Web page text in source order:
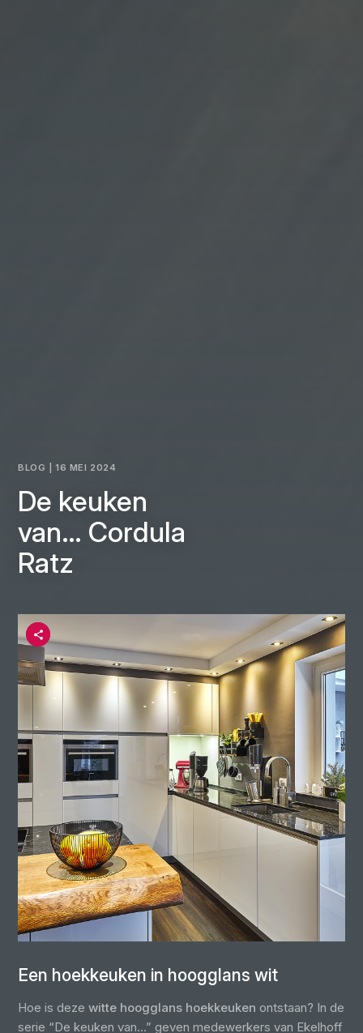
BLOG | 16 MEI 2024
De keuken
van… Cordula
Ratz
Een hoekkeuken in hoogglans wit
Hoe is dezewitte hoogglans hoekkeuken ontstaan? In de
serie “De keuken van...” geven medewerkers van Ekelhoff